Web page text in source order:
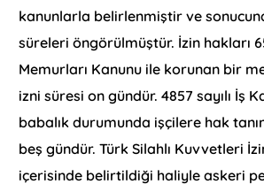
kanunlarla belirlenmiştir ve
süreleri öngörülmüştür. İzin hakları
Memurları Kanunu ile korunan bir
izni süresi on gündür. 4857 sayılı İş
babalık durumunda işçilere hak
beş gündür. Türk Silahlı Kuvvetleri
içerisinde belirtildiği haliyle askeri